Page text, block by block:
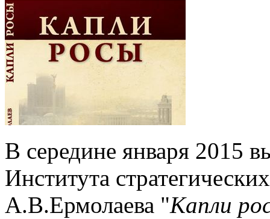
В середине января 2015
Института
А.В.Ермолаева "Капли